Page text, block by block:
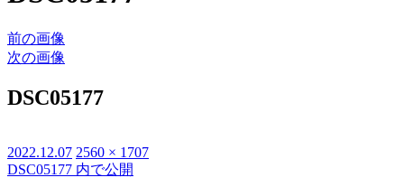
前の画像
次の画像
DSC05177
投
稿
2022.12.07 フ
ル
2560 × 1707
投
DSC05177 内で公開